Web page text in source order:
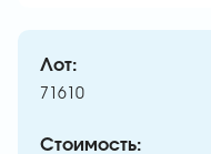
Лот:
71610
Стоимость: